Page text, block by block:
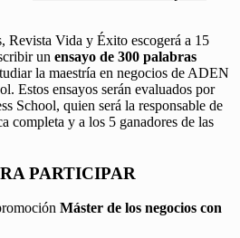
Revista Vida y Éxito escogerá a 15
un ensayo de 300 palabras
la maestría en negocios de ADEN
Estos ensayos serán evaluados por
School, quien será la responsable de
completa y a los 5 ganadores de las
PARTICIPAR
Máster de los negocios con